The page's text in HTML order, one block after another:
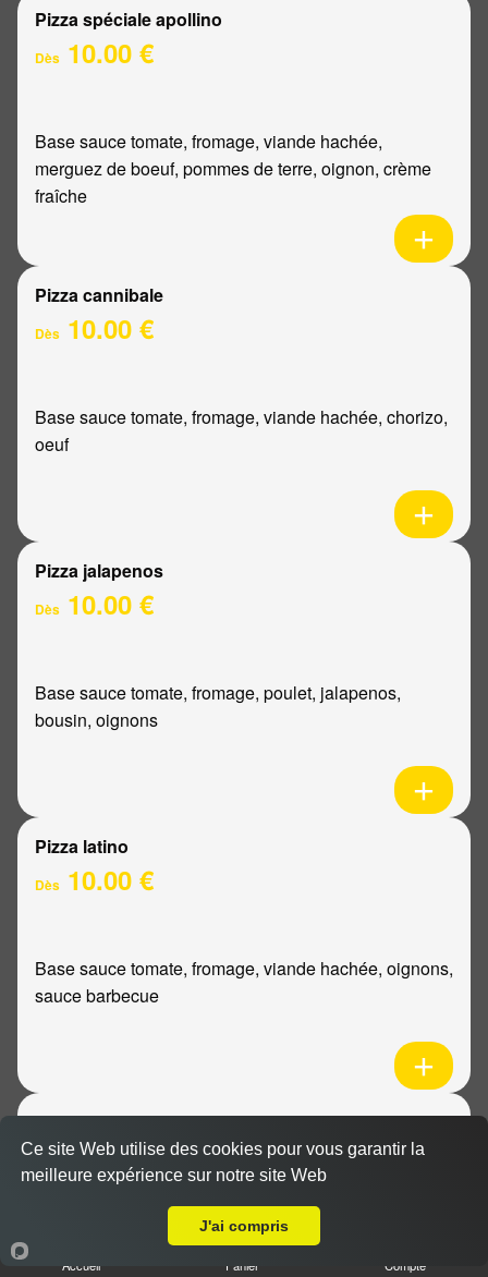
Pizza spéciale apollino
Dès 10.00 €
Base sauce tomate, fromage, viande hachée,
merguez de boeuf, pommes de terre, oignon, crème
fraîche
Pizza cannibale
Dès 10.00 €
Base sauce tomate, fromage, viande hachée, chorizo,
oeuf
Pizza jalapenos
Dès 10.00 €
Base sauce tomate, fromage, poulet, jalapenos,
bousin, oignons
Pizza latino
Dès 10.00 €
Base sauce tomate, fromage, viande hachée, oignons,
sauce barbecue
Pizza mexicaine
Dès10.00 €
Base sauce tomate, fromage, poulet, pommes de
terre, ananas, sauce barbecue
Accueil Panier Compte
Ce site Web utilise des cookies pour vous garantir la
meilleure expérience sur notre site Web
J'ai compris